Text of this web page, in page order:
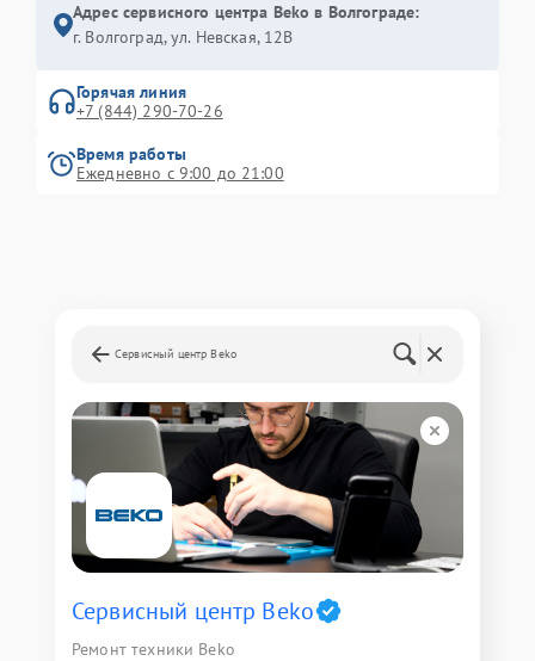
Адрес сервисного центра Beko в Волгограде:
г. Волгоград, ул. Невская, 12В
Горячая линия
+7 (844) 290-70-26
Время работы
Ежедневно с 9:00 до 21:00
Сервисный центр Beko
Сервисный центр Beko
Ремонт техники Beko